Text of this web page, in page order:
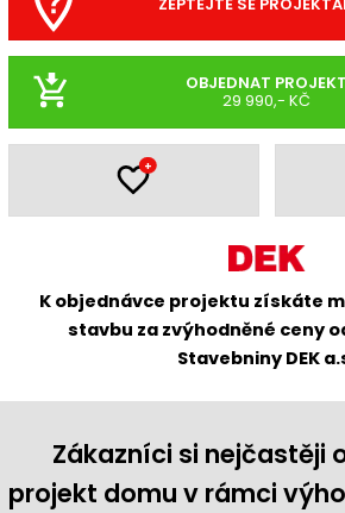
OBJEDNAT PROJEKT
29 990,- KČ
+
K objednávce projektu získáte
stavbu za zvýhodněné ceny
Stavebniny DEK
Zákazníci si nejčastěji
projekt domu v rámci